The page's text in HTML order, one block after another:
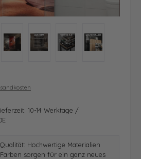
10-14 Werktage /
Hochwertige Materialien
sorgen für ein ganz neues